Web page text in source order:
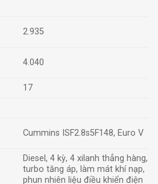
2.935
4.040
17
Cummins ISF2.8s5F148, Euro V
Diesel, 4 kỳ, 4 xilanh thẳng hàng,
turbo tăng áp, làm mát khí nạp,
phun nhiên liệu điều khiển điện